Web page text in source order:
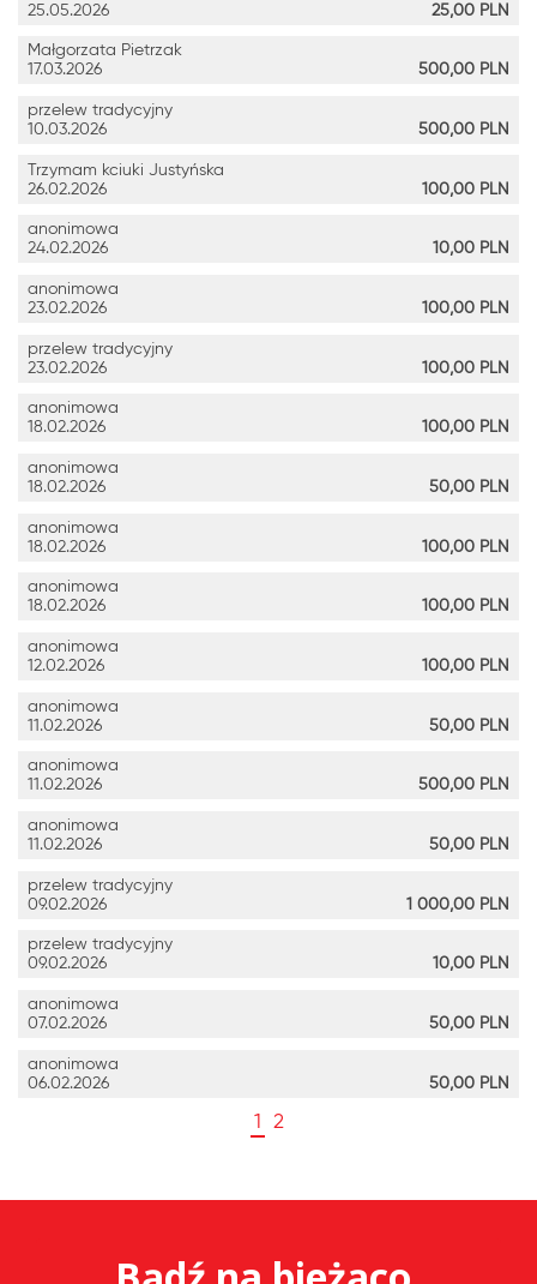
25.05.2026
25,00PLN
Małgorzata Pietrzak
17.03.2026
500,00PLN
przelew tradycyjny
10.03.2026
500,00PLN
Trzymam kciuki Justyńska
26.02.2026
100,00PLN
anonimowa
24.02.2026
10,00PLN
anonimowa
23.02.2026
100,00PLN
przelew tradycyjny
23.02.2026
100,00PLN
anonimowa
18.02.2026
100,00PLN
anonimowa
18.02.2026
50,00PLN
anonimowa
18.02.2026
100,00PLN
anonimowa
18.02.2026
100,00PLN
anonimowa
12.02.2026
100,00PLN
anonimowa
11.02.2026
50,00PLN
anonimowa
11.02.2026
500,00PLN
anonimowa
11.02.2026
50,00PLN
przelew tradycyjny
09.02.2026
1 000,00PLN
przelew tradycyjny
09.02.2026
10,00PLN
anonimowa
07.02.2026
50,00PLN
anonimowa
06.02.2026
50,00PLN
1 2